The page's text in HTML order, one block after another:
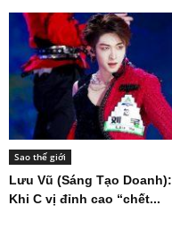
Sao thế giới
Lưu Vũ (Sáng Tạo Doanh):
Khi C vị đỉnh cao “chết...